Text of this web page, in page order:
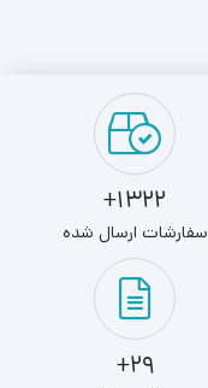
1322+
سفارشات ارسال شده
29+